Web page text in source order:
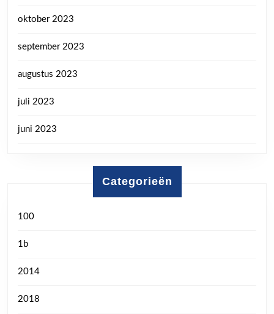
oktober 2023
september 2023
augustus 2023
juli 2023
juni 2023
Categorieën
100
1b
2014
2018